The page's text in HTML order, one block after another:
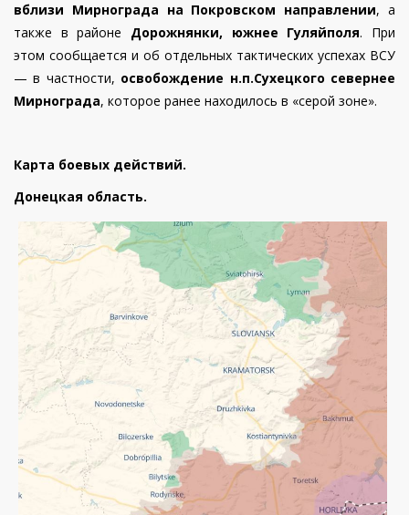
вблизи Мирнограда на Покровском направлении, а
также в районе Дорожнянки, южнее Гуляйполя. При
этом сообщается и об отдельных тактических успехах ВСУ
— в частности, освобождение н.п.Сухецкого севернее
Мирнограда, которое ранее находилось в «серой зоне».
Карта боевых действий.
Донецкая область.